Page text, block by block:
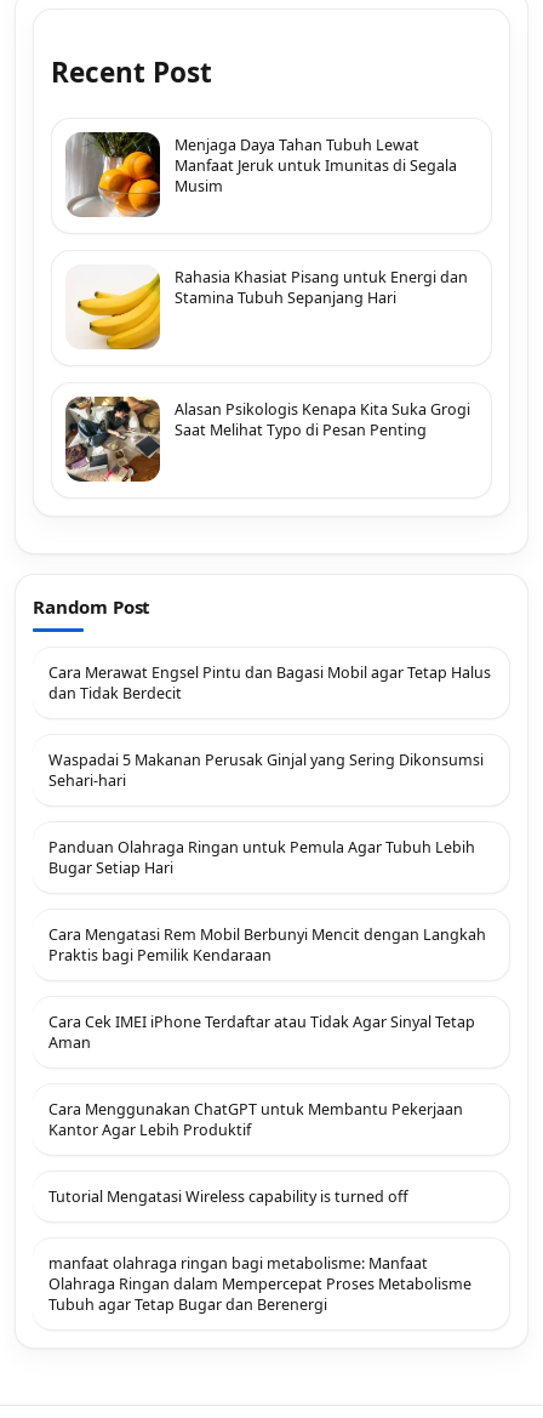
Recent Post
Menjaga Daya Tahan Tubuh Lewat
Manfaat Jeruk untuk Imunitas di Segala
Musim
Rahasia Khasiat Pisang untuk Energi dan
Stamina Tubuh Sepanjang Hari
Alasan Psikologis Kenapa Kita Suka Grogi
Saat Melihat Typo di Pesan Penting
Random Post
Cara Merawat Engsel Pintu dan Bagasi Mobil agar Tetap Halus
dan Tidak Berdecit
Waspadai 5 Makanan Perusak Ginjal yang Sering Dikonsumsi
Sehari-hari
Panduan Olahraga Ringan untuk Pemula Agar Tubuh Lebih
Bugar Setiap Hari
Cara Mengatasi Rem Mobil Berbunyi Mencit dengan Langkah
Praktis bagi Pemilik Kendaraan
Cara Cek IMEI iPhone Terdaftar atau Tidak Agar Sinyal Tetap
Aman
Cara Menggunakan ChatGPT untuk Membantu Pekerjaan
Kantor Agar Lebih Produktif
Tutorial Mengatasi Wireless capability is turned off
manfaat olahraga ringan bagi metabolisme: Manfaat
Olahraga Ringan dalam Mempercepat Proses Metabolisme
Tubuh agar Tetap Bugar dan Berenergi